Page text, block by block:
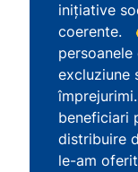
inițiative
coerente.
excluziune
beneficiari
distribuire
le-am